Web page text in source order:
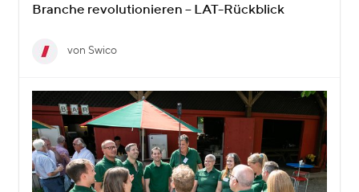
Branche revolutionieren – LAT-Rückblick
von Swico